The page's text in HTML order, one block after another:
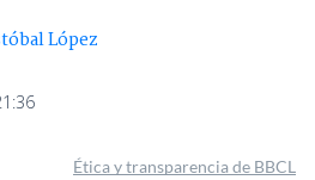
López
Ética y transparencia de BBCL